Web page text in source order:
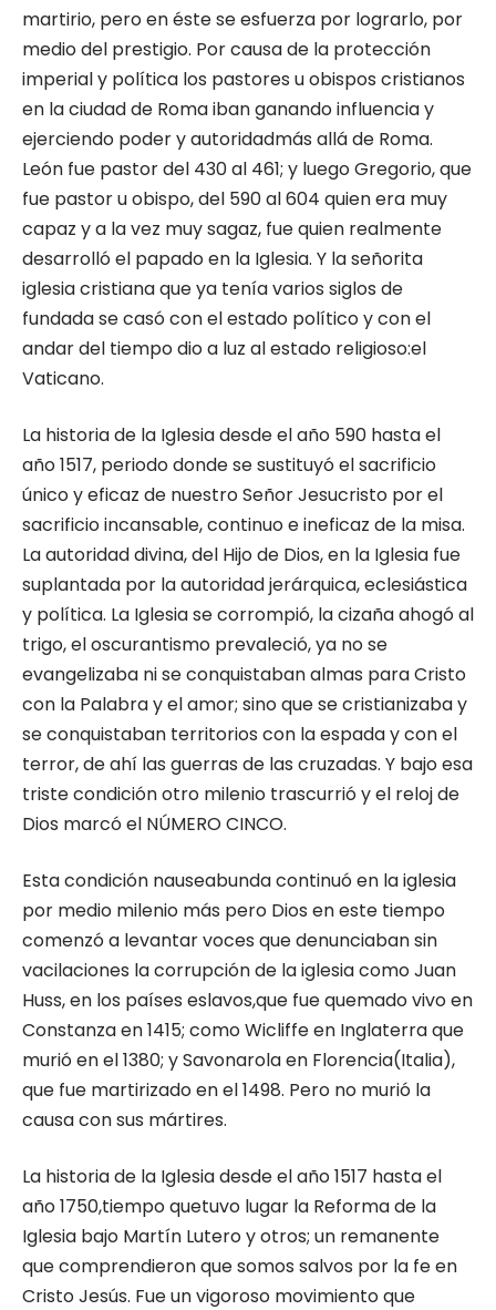
martirio, pero en éste se esfuerza por lograrlo, por
medio del prestigio. Por causa de la protección
imperial y política los pastores u obispos cristianos
en la ciudad de Roma iban ganando influencia y
ejerciendo poder y autoridadmás allá de Roma.
León fue pastor del 430 al 461; y luego Gregorio, que
fue pastor u obispo, del 590 al 604 quien era muy
capaz y a la vez muy sagaz, fue quien realmente
desarrolló el papado en la Iglesia. Y la señorita
iglesia cristiana que ya tenía varios siglos de
fundada se casó con el estado político y con el
andar del tiempo dio a luz al estado religioso:el
Vaticano.
La historia de la Iglesia desde el año 590 hasta el
año 1517, periodo donde se sustituyó el sacrificio
único y eficaz de nuestro Señor Jesucristo por el
sacrificio incansable, continuo e ineficaz de la misa.
La autoridad divina, del Hijo de Dios, en la Iglesia fue
suplantada por la autoridad jerárquica, eclesiástica
y política. La Iglesia se corrompió, la cizaña ahogó al
trigo, el oscurantismo prevaleció, ya no se
evangelizaba ni se conquistaban almas para Cristo
con la Palabra y el amor; sino que se cristianizaba y
se conquistaban territorios con la espada y con el
terror, de ahí las guerras de las cruzadas. Y bajo esa
triste condición otro milenio trascurrió y el reloj de
Dios marcó el NÚMERO CINCO.
Esta condición nauseabunda continuó en la iglesia
por medio milenio más pero Dios en este tiempo
comenzó a levantar voces que denunciaban sin
vacilaciones la corrupción de la iglesia como Juan
Huss, en los países eslavos,que fue quemado vivo en
Constanza en 1415; como Wicliffe en Inglaterra que
murió en el 1380; y Savonarola en Florencia(Italia),
que fue martirizado en el 1498. Pero no murió la
causa con sus mártires.
La historia de la Iglesia desde el año 1517 hasta el
año 1750,tiempo quetuvo lugar la Reforma de la
Iglesia bajo Martín Lutero y otros; un remanente
que comprendieron que somos salvos por la fe en
Cristo Jesús. Fue un vigoroso movimiento que